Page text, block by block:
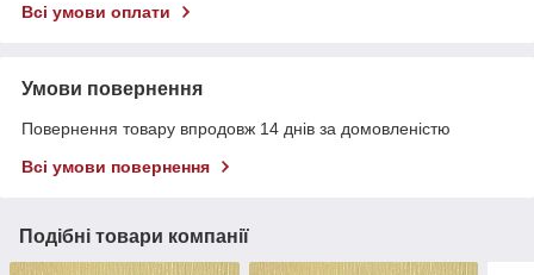
Всі умови оплати
Умови повернення
Повернення товару впродовж 14 днів за домовленістю
Всі умови повернення
Подібні товари компанії